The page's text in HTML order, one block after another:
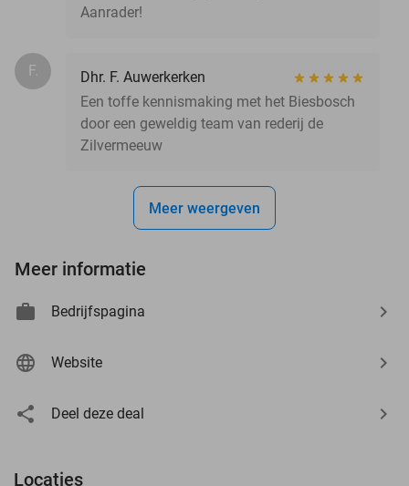
Aanrader!
F.
Dhr. F. Auwerkerken
Een toffe kennismaking met het Biesbosch
door een geweldig team van rederij de
Zilvermeeuw
Meer weergeven
Meer informatie
Bedrijfspagina
Website
Deel deze deal
Locaties